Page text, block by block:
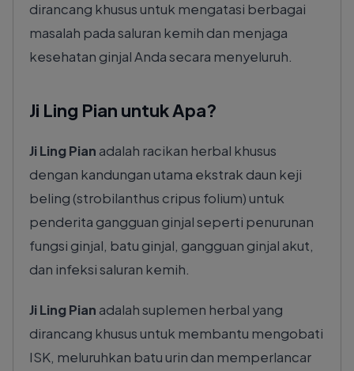
dirancang khusus untuk mengatasi berbagai
masalah pada saluran kemih dan menjaga
kesehatan ginjal Anda secara menyeluruh.
Ji Ling Pian untuk Apa?
Ji Ling Pian adalah racikan herbal khusus
dengan kandungan utama ekstrak daun keji
beling (strobilanthus cripus folium) untuk
penderita gangguan ginjal seperti penurunan
fungsi ginjal, batu ginjal, gangguan ginjal akut,
dan infeksi saluran kemih.
Ji Ling Pian adalah suplemen herbal yang
dirancang khusus untuk membantu mengobati
ISK, meluruhkan batu urin dan memperlancar